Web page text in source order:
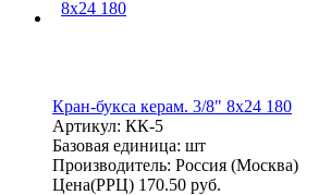
Кран-букса керам. 3/8" 8х24 180
Артикул: КК-5
Базовая единица: шт
Производитель: Россия (Москва)
Цена(РРЦ) 170.50 руб.